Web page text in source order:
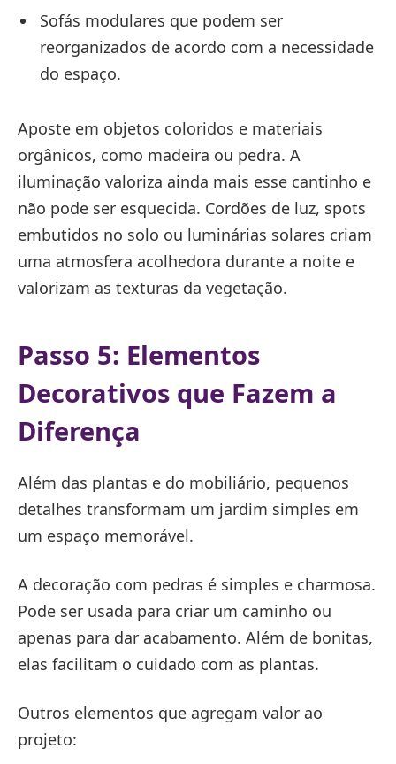
Sofás modulares que podem ser
reorganizados de acordo com a necessidade
do espaço.
Aposte em objetos coloridos e materiais
orgânicos, como madeira ou pedra. A
iluminação valoriza ainda mais esse cantinho e
não pode ser esquecida. Cordões de luz, spots
embutidos no solo ou luminárias solares criam
uma atmosfera acolhedora durante a noite e
valorizam as texturas da vegetação.
Passo 5: Elementos
Decorativos que Fazem a
Diferença
Além das plantas e do mobiliário, pequenos
detalhes transformam um jardim simples em
um espaço memorável.
A decoração com pedras é simples e charmosa.
Pode ser usada para criar um caminho ou
apenas para dar acabamento. Além de bonitas,
elas facilitam o cuidado com as plantas.
Outros elementos que agregam valor ao
projeto: